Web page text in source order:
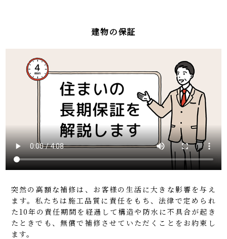
建物の保証
突然の高額な補修は、お客様の生活に大きな影響を与え
ます。私たちは施工品質に責任をもち、法律で定められ
た10年の責任期間を経過して構造や防水に不具合が起き
たときでも、無償で補修させていただくことをお約束し
ます。